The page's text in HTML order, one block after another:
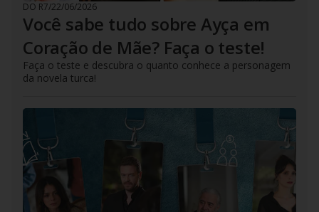
DO R7/22/06/2026
Você sabe tudo sobre Ayça em
Coração de Mãe? Faça o teste!
Faça o teste e descubra o quanto conhece a personagem
da novela turca!